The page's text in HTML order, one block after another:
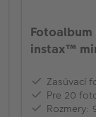
Fotoalbum
instax™
Zasúvací
Pre 20
Rozmery: